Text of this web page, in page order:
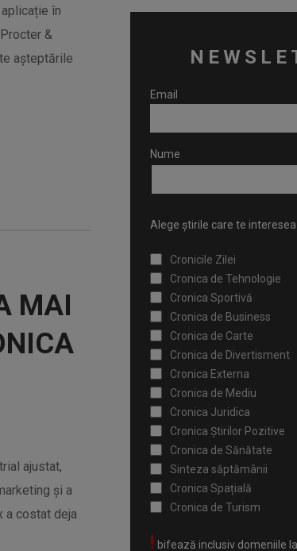
în
&
așteptările
MAI
ajustat,
și a
a costat deja
Email
Nume
Alege știrile care te
Cronicile Zilei
Cronica de Tehnologie
Cronica Sportivă
Cronica de Business
Cronica de Carte
Cronica de Divertisment
Cronica Externa
Cronica de Mediu
Cronica Juridica
Cronica Știrilor Pozitive
Cronica de Sănătate
Sinteza săptămânii
Cronica Spațială
Cronica de Turism
! bifează inclusiv domeniile